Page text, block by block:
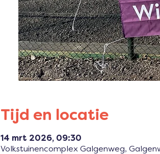
Tijd en locatie
14 mrt 2026, 09:30
Volkstuinencomplex Galgenweg,